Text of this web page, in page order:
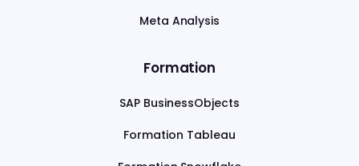
Meta Analysis
Formation
SAP BusinessObjects
Formation Tableau